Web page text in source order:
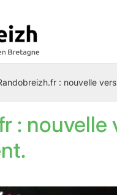
: nouvelle
: nouvelle